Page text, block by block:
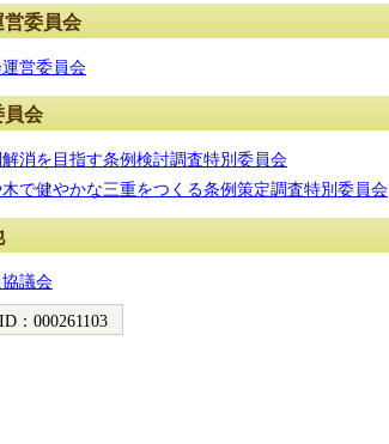
営委員会
営委員会
員会
消を目指す条例検討調査特別委員会
で健やかな三重をつくる条例策定調査特別委員会
議会
： 000261103